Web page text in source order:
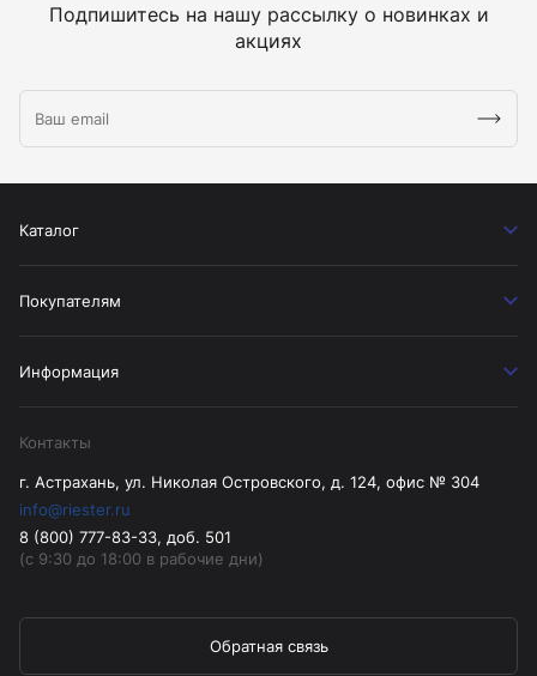
Подпишитесь на нашу рассылку о новинках и
акциях
Каталог
Покупателям
Информация
Контакты
г. Астрахань, ул. Николая Островского, д. 124, офис № 304
info@riester.ru
8 (800) 777-83-33, доб. 501
(с 9:30 до 18:00 в рабочие дни)
Обратная связь